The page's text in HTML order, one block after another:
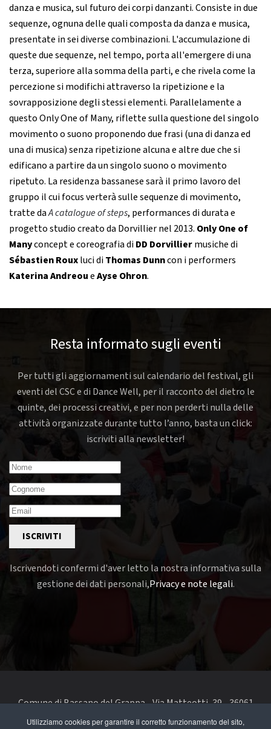
Utilizziamo cookies per garantire il corretto funzionamento del sito,
danza e musica, sul futuro dei corpi danzanti. Consiste in due
sequenze, ognuna delle quali composta da danza e musica,
presentate in sei diverse combinazioni. L'accumulazione di
queste due sequenze, nel tempo, porta all'emergere di una
terza, superiore alla somma della parti, e che rivela come la
percezione si modifichi attraverso la ripetizione e la
sovrapposizione degli stessi elementi. Parallelamente a
questo Only One of Many, riflette sulla questione del singolo
movimento o suono proponendo due frasi (una di danza ed
una di musica) senza ripetizione alcuna e altre due che si
edificano a partire da un singolo suono o movimento
ripetuto. La residenza bassanese sarà il primo lavoro del
gruppo il cui focus verterà sulle sequenze di movimento,
tratte daA catalogue of steps, performances di durata e
progetto studio creato da Dorvillier nel 2013. Only One of
Manyconcept e coreografia diDD Dorvilliermusiche di
Sébastien Rouxluci diThomas Dunncon i performers
Katerina AndreoueAyse Ohron.
Resta informato sugli eventi
Per tutti gli aggiornamenti sul calendario del festival, gli
eventi del CSC e di Dance Well, per il racconto del dietro le
quinte, dei processi creativi, e per non perderti nulla delle
attività organizzate durante tutto l’anno, basta un click:
iscriviti alla newsletter!
ISCRIVITI
Iscrivendoti confermi d'aver letto la nostra informativa sulla
gestione dei dati personali,Privacy e note legali.
Comune di Bassano del Grappa - Via Matteotti, 39 - 36061
Bassano del Grappa VI - Telefono 0424 519111 - codice fiscale